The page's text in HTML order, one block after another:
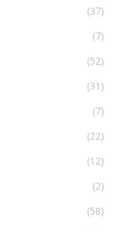
(37)
(7)
(52)
(31)
(7)
(22)
(12)
(2)
(58)